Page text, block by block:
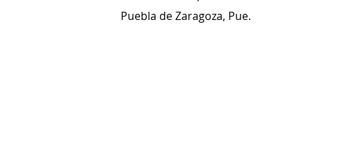
Puebla de Zaragoza, Pue.